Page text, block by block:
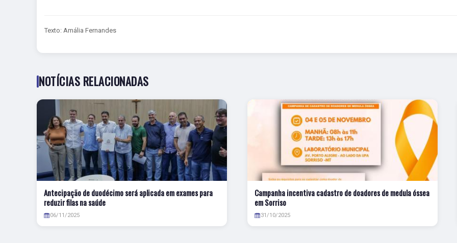
Texto: Amália Fernandes
NOTÍCIAS RELACIONADAS
Antecipação de duodécimo será aplicada em exames para
reduzir filas na saúde
06/11/2025
Campanha incentiva cadastro de doadores de medula óssea
em Sorriso
31/10/2025